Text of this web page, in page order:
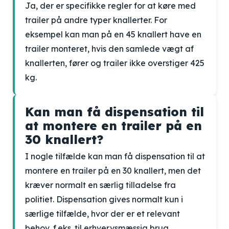
Ja, der er specifikke regler for at køre med
trailer på andre typer knallerter. For
eksempel kan man på en 45 knallert have en
trailer monteret, hvis den samlede vægt af
knallerten, fører og trailer ikke overstiger 425
kg.
Kan man få dispensation til
at montere en trailer på en
30 knallert?
I nogle tilfælde kan man få dispensation til at
montere en trailer på en 30 knallert, men det
kræver normalt en særlig tilladelse fra
politiet. Dispensation gives normalt kun i
særlige tilfælde, hvor der er et relevant